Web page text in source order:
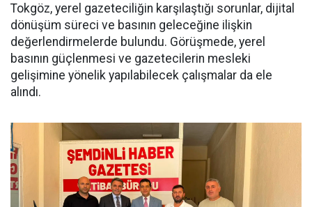
Tokgöz, yerel gazeteciliğin karşılaştığı sorunlar, dijital
dönüşüm süreci ve basının geleceğine ilişkin
değerlendirmelerde bulundu. Görüşmede, yerel
basının güçlenmesi ve gazetecilerin mesleki
gelişimine yönelik yapılabilecek çalışmalar da ele
alındı.